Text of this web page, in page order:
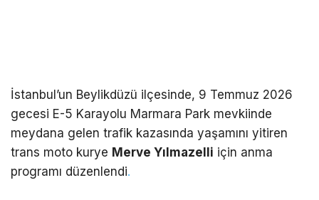
İstanbul’un Beylikdüzü ilçesinde, 9 Temmuz 2026
gecesi E-5 Karayolu Marmara Park mevkiinde
meydana gelen trafik kazasında yaşamını yitiren
trans moto kurye Merve Yılmazelli için anma
programı düzenlendi.